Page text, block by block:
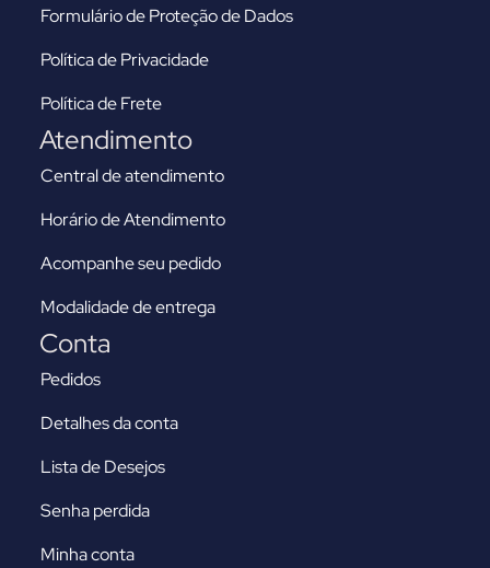
Formulário de Proteção de Dados
Política de Privacidade
Política de Frete
Atendimento
Central de atendimento
Horário de Atendimento
Acompanhe seu pedido
Modalidade de entrega
Conta
Pedidos
Detalhes da conta
Lista de Desejos
Senha perdida
Minha conta